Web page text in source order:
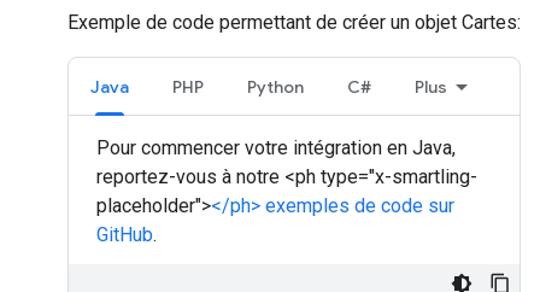
Exemple de code permettant de créer un objet Cartes:
Java PHP Python C# Plus
Pour commencer votre intégration en Java,
reportez-vous à notre <ph type="x-smartling-
placeholder"></ph> exemples de code sur
GitHub.